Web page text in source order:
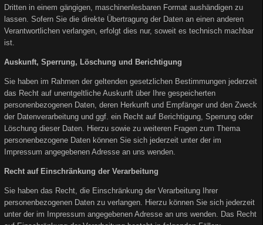
Dritten in einem gängigen, maschinenlesbaren Format aushändigen zu
lassen. Sofern Sie die direkte Übertragung der Daten an einen anderen
Verantwortlichen verlangen, erfolgt dies nur, soweit es technisch machbar
ist.
Auskunft, Sperrung, Löschung und Berichtigung
Sie haben im Rahmen der geltenden gesetzlichen Bestimmungen jederzeit
das Recht auf unentgeltliche Auskunft über Ihre gespeicherten
personenbezogenen Daten, deren Herkunft und Empfänger und den Zweck
der Datenverarbeitung und ggf. ein Recht auf Berichtigung, Sperrung oder
Löschung dieser Daten. Hierzu sowie zu weiteren Fragen zum Thema
personenbezogene Daten können Sie sich jederzeit unter der im
Impressum angegebenen Adresse an uns wenden.
Recht auf Einschränkung der Verarbeitung
Sie haben das Recht, die Einschränkung der Verarbeitung Ihrer
personenbezogenen Daten zu verlangen. Hierzu können Sie sich jederzeit
unter der im Impressum angegebenen Adresse an uns wenden. Das Recht